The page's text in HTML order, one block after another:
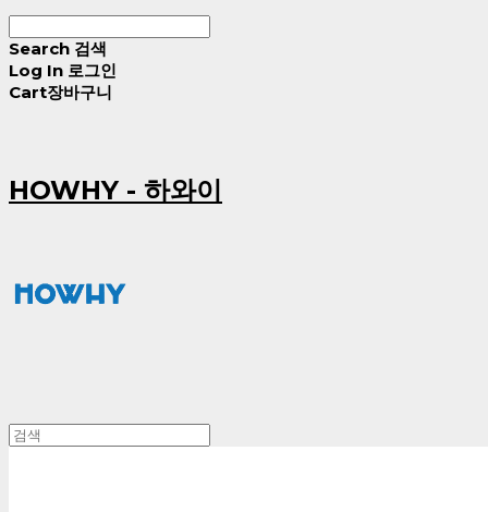
Search 검색
Log In 로그인
Cart장바구니
HOWHY - 하와이